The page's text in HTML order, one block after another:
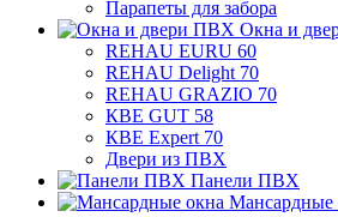
Парапеты для забора
Окна и
REHAU EURU 60
REHAU Delight 70
REHAU GRAZIO 70
КВЕ GUT 58
КВЕ Expert 70
Двери из ПВХ
Панели ПВХ
Мансардные